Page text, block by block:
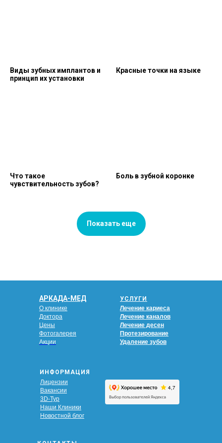
Виды зубных имплантов и
принцип их установки
Красные точки на языке
Что такое
чувствительность зубов?
Боль в зубной коронке
Показать еще
О клинике
Доктора
Цены
Фотогалерея
Акции
УСЛУГИ
Лечение кариеса
Лечение каналов
Лечение десен
Протезирование
Удаление зубов
ИНФОРМАЦИЯ
Лицензии
Вакансии
3D-Тур
Наши Клиники
Новостной блог
АРКАДА-МЕД